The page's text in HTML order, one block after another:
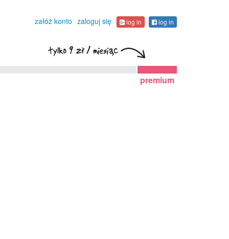
załóż konto zaloguj się log in log in
premium